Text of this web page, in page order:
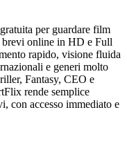
per guardare film
brevi online in HD e Full
rapido, visione fluida
e generi molto
Fantasy, CEO e
rende semplice
con accesso immediato e